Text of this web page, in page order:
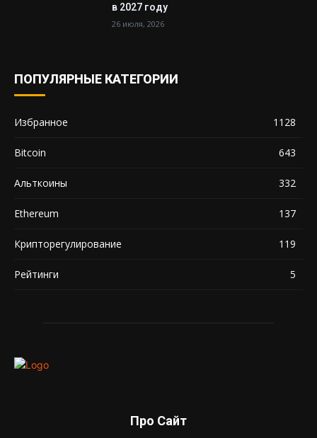
в 2027 году
26 июля, 2026
ПОПУЛЯРНЫЕ КАТЕГОРИИ
Избранное 1128
Bitcoin 643
Альткоины 332
Ethereum 137
Крипторегулирование 119
Рейтинги 5
Про Сайт